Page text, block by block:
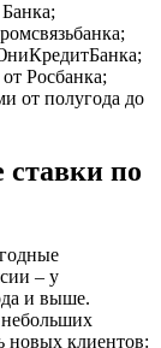
Росбанка;
от полугода до
по
– у
и выше.
новых клиентов: